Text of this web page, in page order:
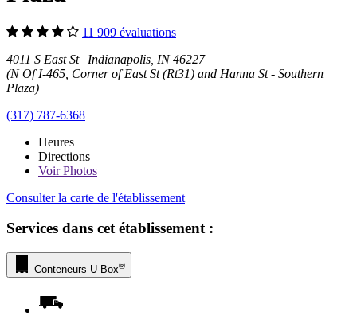
11 909 évaluations
4011 S East St Indianapolis, IN 46227
(N Of I-465, Corner of East St (Rt31) and Hanna St - Southern
Plaza)
(317) 787-6368
Heures
Directions
VoirPhotos
Consulter la carte de l'établissement
Services dans cet établissement :
Conteneurs U-Box®